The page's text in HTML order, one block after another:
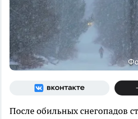
После обильных снегопадов